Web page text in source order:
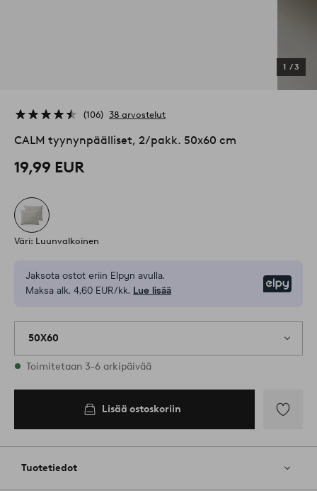
1 /3
106 38 arvostelut
CALM tyynynpäälliset, 2/pakk. 50x60 cm
19,99 EUR
Väri: Luunvalkoinen
Jaksota ostot eriin Elpyn avulla.
Maksa alk. 4,60 EUR/kk. Lue lisää
50X60
Varastossa
Toimitetaan 3-6 arkipäivää
Lisää ostoskoriin
Tuotetiedot